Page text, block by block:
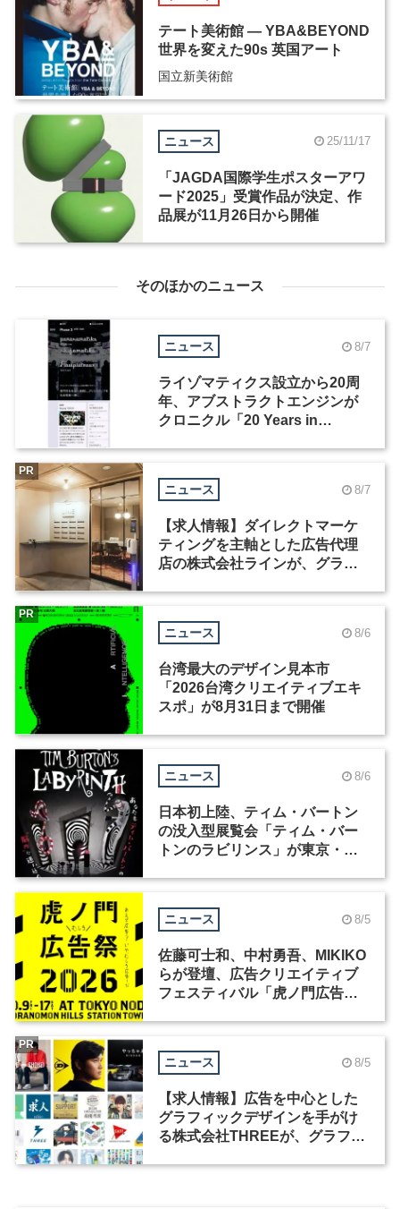
テート美術館 ― YBA&BEYOND
世界を変えた90s 英国アート
国立新美術館
ニュース 25/11/17
「JAGDA国際学生ポスターアワ
ード2025」受賞作品が決定、作
品展が11月26日から開催
そのほかのニュース
ニュース 8/7
ライゾマティクス設立から20周
年、アブストラクトエンジンが
クロニクル「20 Years in
ニュース 8/7
【求人情報】ダイレクトマーケ
ティングを主軸とした広告代理
店の株式会社ラインが、グラフ
PR
ニュース 8/6
台湾最大のデザイン見本市
「2026台湾クリエイティブエキ
スポ」が8月31日まで開催
PR
ニュース 8/6
日本初上陸、ティム・バートン
の没入型展覧会「ティム・バー
トンのラビリンス」が東京・豊
ニュース 8/5
佐藤可士和、中村勇吾、MIKIKO
らが登壇、広告クリエイティブ
フェスティバル「虎ノ門広告
ニュース 8/5
【求人情報】広告を中心とした
グラフィックデザインを手がけ
る株式会社THREEが、グラフィ
PR